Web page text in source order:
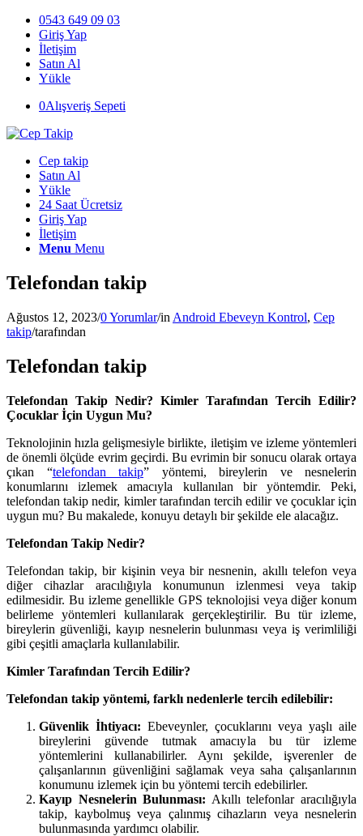
0543 649 09 03
Giriş Yap
İletişim
Satın Al
Yükle
0Alışveriş Sepeti
Cep takip
Satın Al
Yükle
24 Saat Ücretsiz
Giriş Yap
İletişim
Menu Menu
Telefondan takip
Ağustos 12, 2023/0 Yorumlar/in Android Ebeveyn Kontrol, Cep
takip/tarafından
Telefondan takip
Telefondan Takip Nedir? Kimler Tarafından Tercih Edilir?
Çocuklar İçin Uygun Mu?
Teknolojinin hızla gelişmesiyle birlikte, iletişim ve izleme yöntemleri
de önemli ölçüde evrim geçirdi. Bu evrimin bir sonucu olarak ortaya
çıkan “telefondan takip” yöntemi, bireylerin ve nesnelerin
konumlarını izlemek amacıyla kullanılan bir yöntemdir. Peki,
telefondan takip nedir, kimler tarafından tercih edilir ve çocuklar için
uygun mu? Bu makalede, konuyu detaylı bir şekilde ele alacağız.
Telefondan Takip Nedir?
Telefondan takip, bir kişinin veya bir nesnenin, akıllı telefon veya
diğer cihazlar aracılığıyla konumunun izlenmesi veya takip
edilmesidir. Bu izleme genellikle GPS teknolojisi veya diğer konum
belirleme yöntemleri kullanılarak gerçekleştirilir. Bu tür izleme,
bireylerin güvenliği, kayıp nesnelerin bulunması veya iş verimliliği
gibi çeşitli amaçlarla kullanılabilir.
Kimler Tarafından Tercih Edilir?
Telefondan takip yöntemi, farklı nedenlerle tercih edilebilir:
Güvenlik İhtiyacı: Ebeveynler, çocuklarını veya yaşlı aile
bireylerini güvende tutmak amacıyla bu tür izleme
yöntemlerini kullanabilirler. Aynı şekilde, işverenler de
çalışanlarının güvenliğini sağlamak veya saha çalışanlarının
konumunu izlemek için bu yöntemi tercih edebilirler.
Kayıp Nesnelerin Bulunması: Akıllı telefonlar aracılığıyla
takip, kaybolmuş veya çalınmış cihazların veya nesnelerin
bulunmasında yardımcı olabilir.